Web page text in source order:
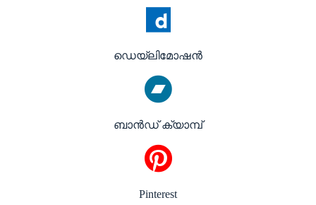
ഡെയ്‌ലിമോഷൻ
ബാൻഡ് ക്യാമ്പ്
Pinterest